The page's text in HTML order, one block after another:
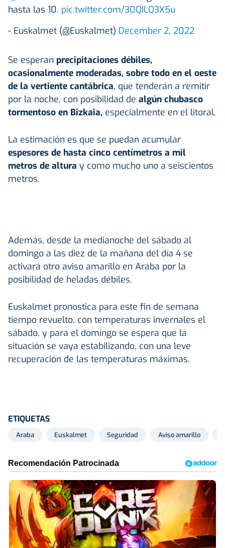
hasta las 10. pic.twitter.com/30QILQ3X5u
- Euskalmet (@Euskalmet) December 2, 2022
Se esperan precipitaciones débiles,
ocasionalmente moderadas, sobre todo en el oeste
de la vertiente cantábrica, que tenderán a remitir
por la noche, con posibilidad de algún chubasco
tormentoso en Bizkaia, especialmente en el litoral.
La estimación es que se puedan acumular
espesores de hasta cinco centímetros a mil
metros de altura y como mucho uno a seiscientos
metros.
Además, desde la medianoche del sábado al
domingo a las diez de la mañana del día 4 se
activará otro aviso amarillo en Araba por la
posibilidad de heladas débiles.
Euskalmet pronostica para este fin de semana
tiempo revuelto, con temperaturas invernales el
sábado, y para el domingo se espera que la
situación se vaya estabilizando, con una leve
recuperación de las temperaturas máximas.
ETIQUETAS
Araba Euskalmet Seguridad Aviso amarillo